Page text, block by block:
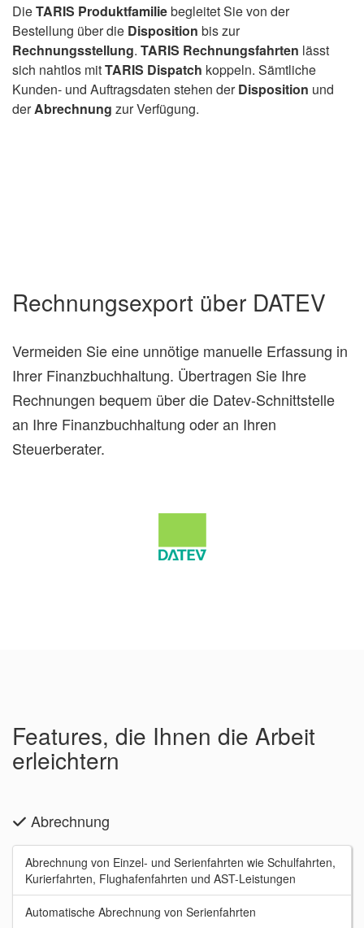
DieTARIS Produktfamiliebegleitet Sie von der
Bestellung über die Disposition bis zur
Rechnungsstellung. TARIS Rechnungsfahrten lässt
sich nahtlos mitTARIS Dispatch koppeln. Sämtliche
Kunden- und Auftragsdaten stehen derDisposition und
derAbrechnung zur Verfügung.
Rechnungsexport über DATEV
Vermeiden Sie eine unnötige manuelle Erfassung in
Ihrer Finanzbuchhaltung. Übertragen Sie Ihre
Rechnungen bequem über die Datev-Schnittstelle
an Ihre Finanzbuchhaltung oder an Ihren
Steuerberater.
Features, die Ihnen die Arbeit
erleichtern
Abrechnung
Abrechnung von Einzel- und Serienfahrten wie Schulfahrten,
Kurierfahrten, Flughafenfahrten und AST-Leistungen
Automatische Abrechnung von Serienfahrten